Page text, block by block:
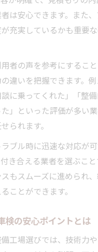
は安心できます。また
充実しているかも重要
者の声を参考にするこ
違いを把握できます。
に乗ってくれた」「整
」といった評価が多い
られます。
ブル時に迅速な対応が
き合える業者を選ぶこ
もスムーズに進められ
ことができます。
検の安心ポイントとは
工場選びでは、技術力